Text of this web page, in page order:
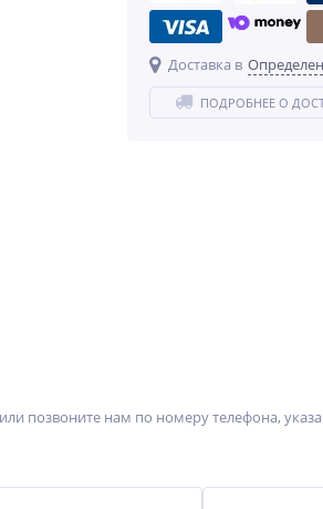
Доставка в
ПОДРОБНЕЕ О
позвоните нам по номеру телефона,